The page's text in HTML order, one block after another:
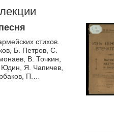
стихов.
Б. Петров, С.
В. Точкин,
Я. Чапичев,
П.